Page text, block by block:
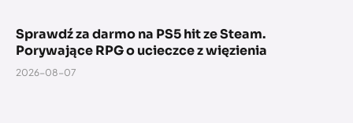
Sprawdź za darmo na PS5 hit ze Steam.
Porywające RPG o ucieczce z więzienia
2026-08-07